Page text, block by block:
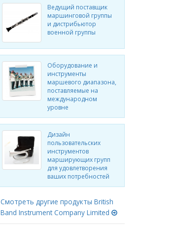
Ведущий поставщик
маршинговой группы
и дистрибьютор
военной группы
Оборудование и
инструменты
маршевого диапазона,
поставляемые на
международном
уровне
Дизайн
пользовательских
инструментов
марширующих групп
для удовлетворения
ваших потребностей
Смотреть другие продукты British
Band Instrument Company Limited